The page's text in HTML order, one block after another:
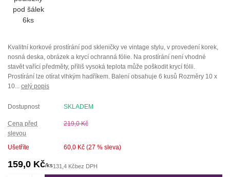
Kvalitní korkové prostírání pod skleničky ve vintage stylu, v provedení korek,
nosná deska, obrázek a krycí ochranná fólie. Na prostírání není vhodné
stavět vařící předměty, příliš vysoká teplota může poškodit krycí fólii.
Prostírání lze otírat vlhkým hadříkem. Balení obsahuje 6 kusů Rozměry 10 x
10... celý popis
Dostupnost SKLADEM
Cena před
slevou
219,0 Kč
Ušetříte 60,0 Kč (27 % sleva)
159,0 Kč/ks131,4 Kčbez DPH